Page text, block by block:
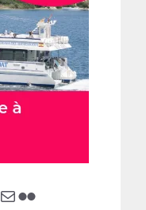
E-mail Flickr